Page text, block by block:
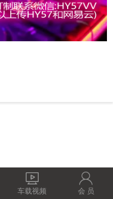

车载视频

会 员